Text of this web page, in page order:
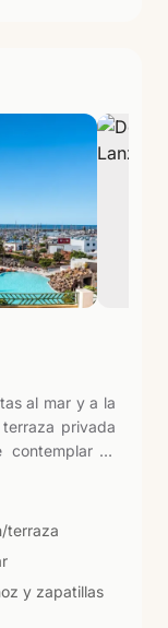
al mar y a la
privada
el
más
bañera,
de café-té,
terraza
y zapatillas